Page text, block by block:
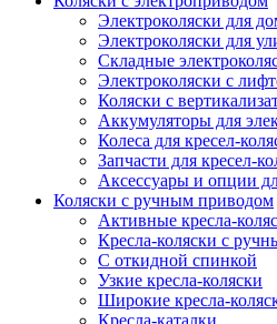
Электроколяски для
Электроколяски для
Складные
Электроколяски с
Коляски с
Аккумуляторы для
Колеса для кресел-
Запчасти для кресел-
Аксессуары и опции
Коляски с ручным приводом
Активные кресла-
Кресла-коляски с
С откидной спинкой
Узкие кресла-коляски
Широкие кресла-
Кресла-каталки